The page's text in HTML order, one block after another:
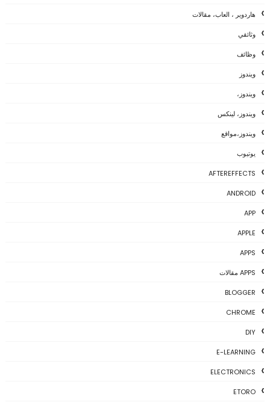
هاردوير ، العاب، مقالات
وثائقي
وظائف
ويندوز
ويندوز،
ويندوز، لينكس
ويندوز،مواقع
يوتيوب
AFTEREFFECTS
ANDROID
APP
APPLE
APPS
APPS مقالات
BLOGGER
CHROME
DIY
E-LEARNING
ELECTRONICS
ETORO